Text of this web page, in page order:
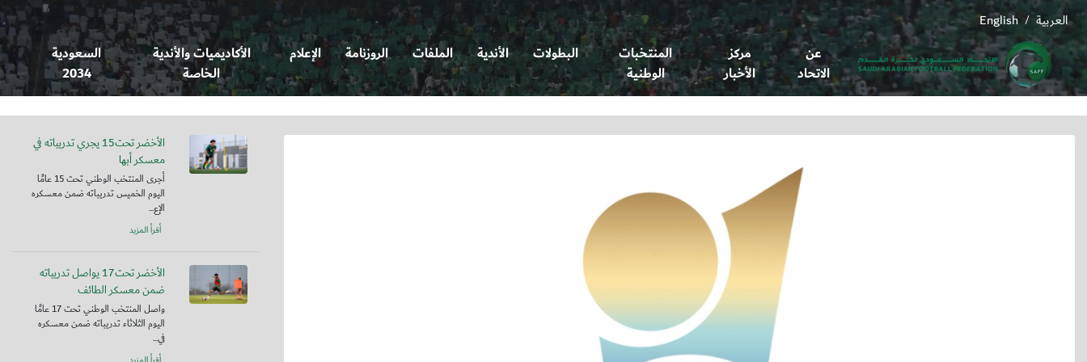
English / العربية
عن
الاتحاد
مركز
الأخبار
المنتخبات
الوطنية
البطولات الأندية الملفات الروزنامة الإعلام
الأكاديميات والأندية
الخاصة
السعودية
2034
الأخضر تحت15 يجري تدريباته في
معسكر أبها
أجرى المنتخب الوطني تحت 15 عامًا
اليوم الخميس تدريباته ضمن معسكره
الإع...
أقرأ المزيد
الأخضر تحت17 يواصل تدريباته
ضمن معسكر الطائف
واصل المنتخب الوطني تحت 17 عامًا
اليوم الثلاثاء تدريباته ضمن معسكره
في...